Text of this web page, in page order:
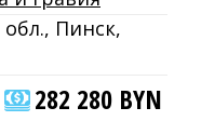
обл., Пинск,
282 280 BYN